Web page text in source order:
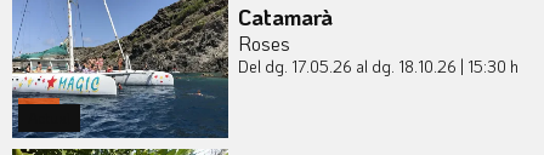
Catamarà
Roses
Del dg. 17.05.26 al dg. 18.10.26 | 15:30 h